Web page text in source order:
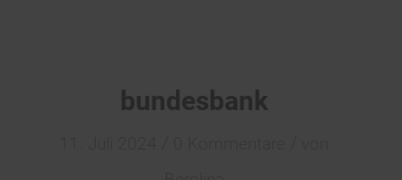
bundesbank